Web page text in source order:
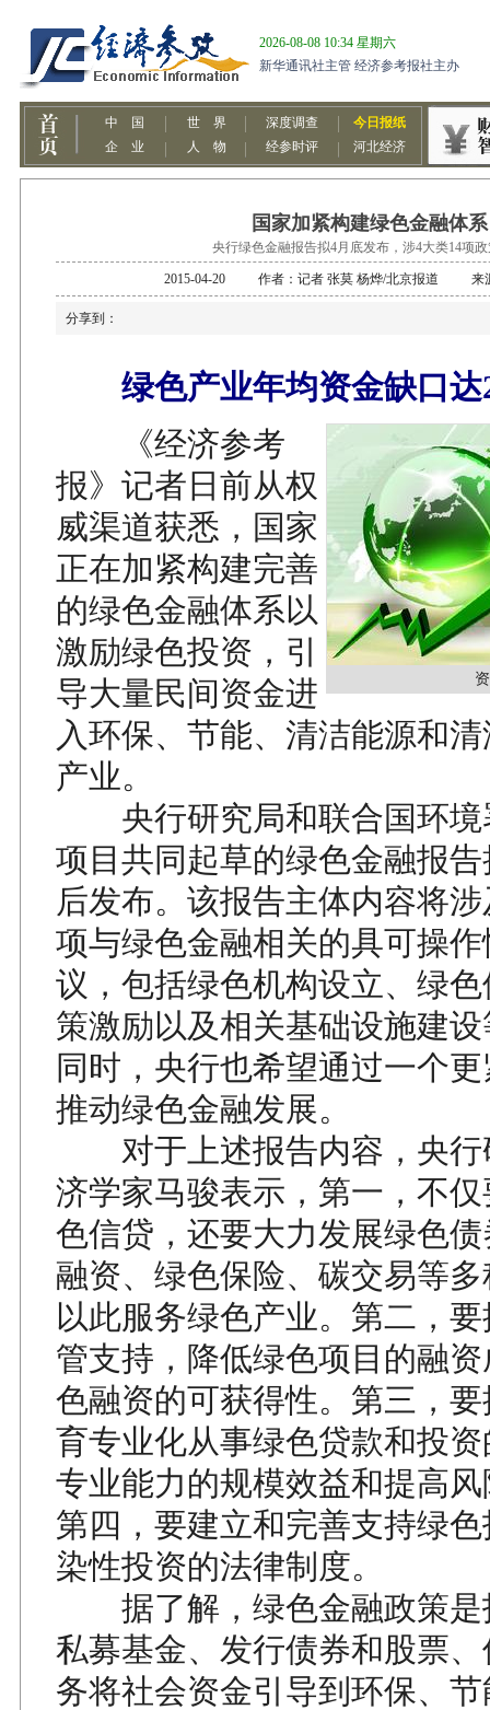
国家加紧构建绿色金融体系
央行绿色金融报告拟4月底发布，涉4大类14项
2015-04-20 作者：记者 张莫 杨烨/北京报道 来
分享到：
绿色产业年均资金缺口达
《经济参考
报》记者日前从权
威渠道获悉，国家
正在加紧构建完善
的绿色金融体系以
激励绿色投资，引
导大量民间资金进
入环保、节能、清洁能源和
产业。
央行研究局和联合国环境
项目共同起草的绿色金融报
后发布。该报告主体内容将
项与绿色金融相关的具可操
议，包括绿色机构设立、绿
策激励以及相关基础设施建
同时，央行也希望通过一个
推动绿色金融发展。
对于上述报告内容，央行
济学家马骏表示，第一，不
色信贷，还要大力发展绿色债
融资、绿色保险、碳交易等
以此服务绿色产业。第二，
管支持，降低绿色项目的融
色融资的可获得性。第三，
育专业化从事绿色贷款和投
专业能力的规模效益和提高
第四，要建立和完善支持绿
染性投资的法律制度。
据了解，绿色金融政策是
私募基金、发行债券和股票
务将社会资金引导到环保、